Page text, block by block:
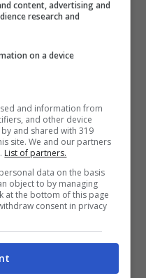
scoprile tutte –
al caldo
content, advertising and
research and
on a device
and information from
and other device
and shared with 319
site. We and our partners
List of partners.
data on the basis
object to by managing
at the bottom of this page
consent in privacy